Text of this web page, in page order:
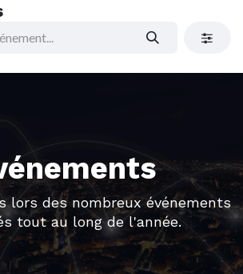
lors des nombreux événements
tout au long de l'année.